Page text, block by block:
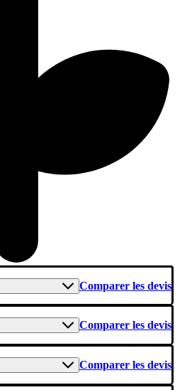
Comparer les devis
Comparer les devis
Comparer les devis